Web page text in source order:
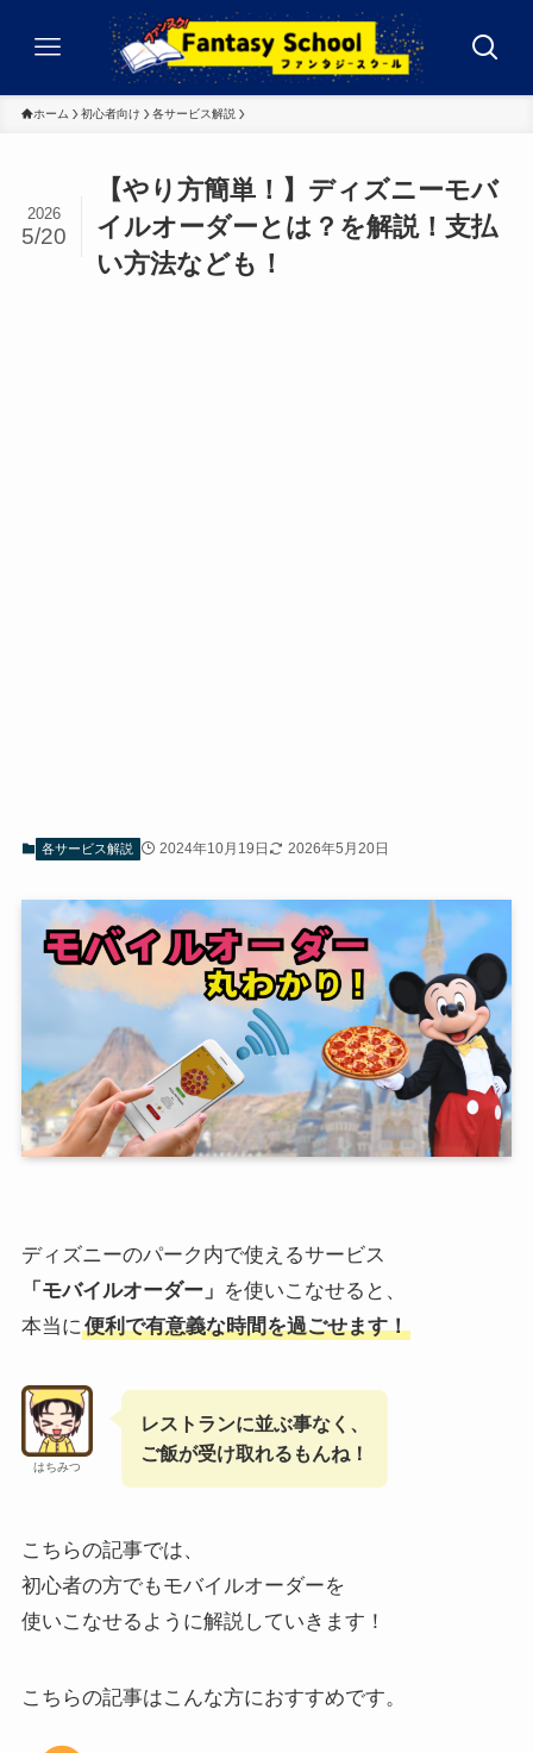
ホーム 初心者向け 各サービス解説
【やり方簡単！】ディズニーモバ
イルオーダーとは？を解説！支払
い方法なども！
2026
5/20
各サービス解説 2024年10月19日 2026年5月20日
ディズニーのパーク内で使えるサービス
「モバイルオーダー」 を使いこなせると、
本当に便利で有意義な時間を過ごせます！
はちみつ
レストランに並ぶ事なく、
ご飯が受け取れるもんね！
こちらの記事では、
初心者の方でもモバイルオーダーを
使いこなせるように解説していきます！
こちらの記事はこんな方におすすめです。